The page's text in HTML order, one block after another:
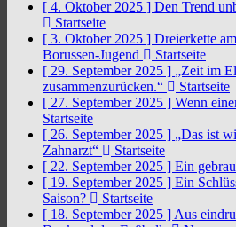
[ 4. Oktober 2025 ] Den Trend
Startseite
[ 3. Oktober 2025 ] Dreierkette
Borussen-Jugend
Startseite
[ 29. September 2025 ] „Zeit im
zusammenzurücken.“
Startseite
[ 27. September 2025 ] Wenn
Startseite
[ 26. September 2025 ] „Das ist
Zahnarzt“
Startseite
[ 22. September 2025 ] Ein
[ 19. September 2025 ] Ein
Saison?
Startseite
[ 18. September 2025 ] Aus